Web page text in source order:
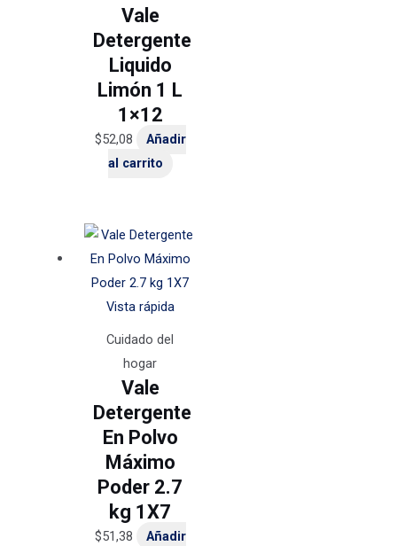
Vale
Detergente
Liquido
Limón 1 L
1×12
$52,08
Añadir
al carrito
Vista rápida
Cuidado del
hogar
Vale
Detergente
En Polvo
Máximo
Poder 2.7
kg 1X7
$51,38
Añadir